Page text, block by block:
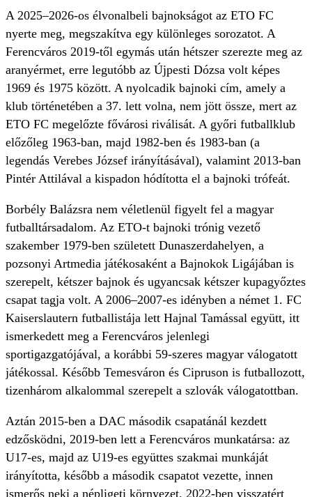
A 2025–2026-os élvonalbeli bajnokságot az ETO FC
nyerte meg, megszakítva egy különleges sorozatot. A
Ferencváros 2019-től egymás után hétszer szerezte meg az
aranyérmet, erre legutóbb az Újpesti Dózsa volt képes
1969 és 1975 között. A nyolcadik bajnoki cím, amely a
klub történetében a 37. lett volna, nem jött össze, mert az
ETO FC megelőzte fővárosi riválisát. A győri futballklub
előzőleg 1963-ban, majd 1982-ben és 1983-ban (a
legendás Verebes József irányításával), valamint 2013-ban
Pintér Attilával a kispadon hódította el a bajnoki trófeát.
Borbély Balázsra nem véletlenül figyelt fel a magyar
futballtársadalom. Az ETO-t bajnoki trónig vezető
szakember 1979-ben született Dunaszerdahelyen, a
pozsonyi Artmedia játékosaként a Bajnokok Ligájában is
szerepelt, kétszer bajnok és ugyancsak kétszer kupagyőztes
csapat tagja volt. A 2006–2007-es idényben a német 1. FC
Kaiserslautern futballistája lett Hajnal Tamással együtt, itt
ismerkedett meg a Ferencváros jelenlegi
sportigazgatójával, a korábbi 59-szeres magyar válogatott
játékossal. Később Temesváron és Cipruson is futballozott,
tizenhárom alkalommal szerepelt a szlovák válogatottban.
Aztán 2015-ben a DAC második csapatánál kezdett
edzősködni, 2019-ben lett a Ferencváros munkatársa: az
U17-es, majd az U19-es együttes szakmai munkáját
irányította, később a második csapatot vezette, innen
ismerős neki a népligeti környezet. 2022-ben visszatért